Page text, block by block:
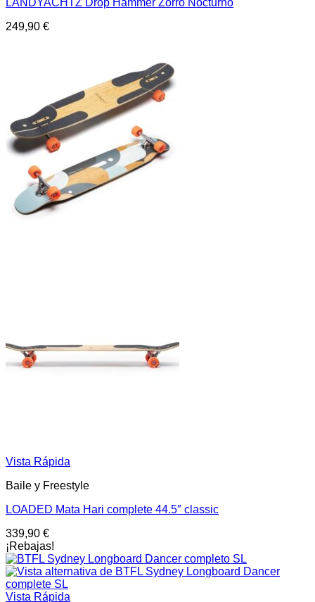
LANDYACHTZ Drop Hammer Zorro Nocturno
249,90 €
Vista Rápida
Baile y Freestyle
LOADED Mata Hari complete 44.5″ classic
339,90 €
¡Rebajas!
Vista Rápida